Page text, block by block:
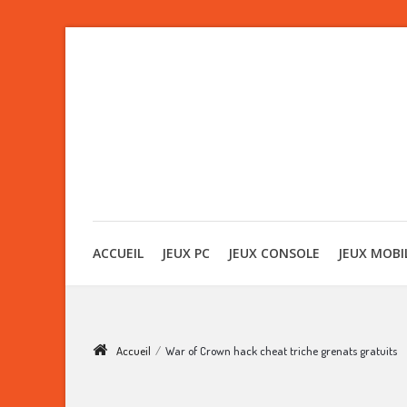
ACCUEIL JEUX PC JEUX CONSOLE JEUX
Accueil / War of Crown hack cheat triche grenats gratuits